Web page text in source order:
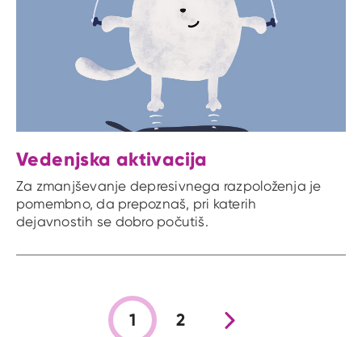
Vedenjska aktivacija
Za zmanjševanje depresivnega razpoloženja je
pomembno, da prepoznaš, pri katerih
dejavnostih se dobro počutiš.
1 2 Nova stran